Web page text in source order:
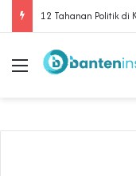
Menu